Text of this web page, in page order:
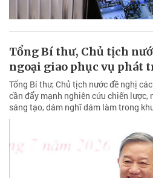
Tổng Bí thư, Chủ tịch
ngoại giao phục vụ phát
Tổng Bí thư, Chủ tịch nước đề nghị
cần đẩy mạnh nghiên cứu chiến lược,
sáng tạo, dám nghĩ dám làm trong